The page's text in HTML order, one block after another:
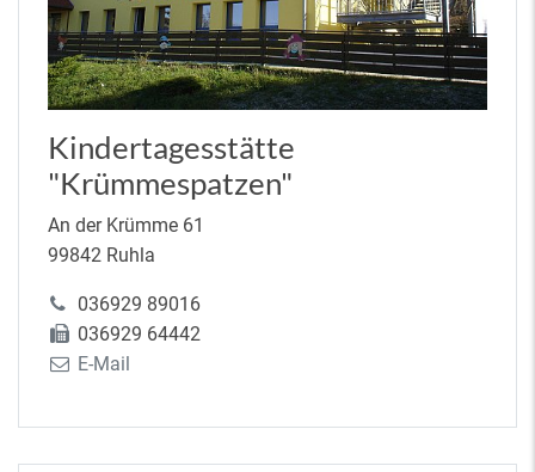
Kindertagesstätte
"Krümmespatzen"
An der Krümme 61
99842 Ruhla
036929 89016
036929 64442
E-Mail